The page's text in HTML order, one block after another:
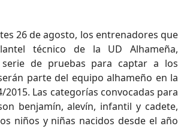
26 de agosto, los entrenadores que
técnico de la UD Alhameña,
de pruebas para captar a los
parte del equipo alhameño en la
Las categorías convocadas para
benjamín, alevín, infantil y cadete,
niños y niñas nacidos desde el año